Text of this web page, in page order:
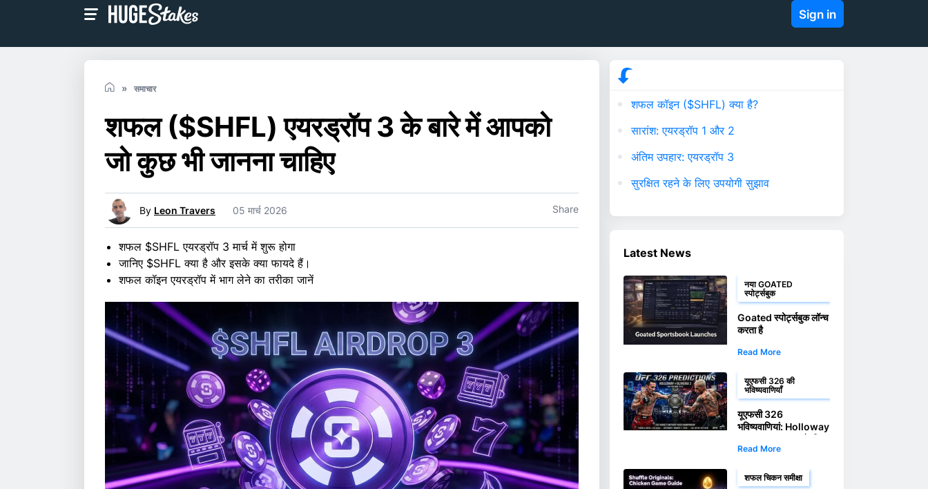
Sign in
समाचार
शफल ($SHFL) एयरड्रॉप 3 के बारे में आपको
जो कुछ भी जानना चाहिए
By Leon Travers 05 मार्च 2026 Share
शफल $SHFL एयरड्रॉप 3 मार्च में शुरू होगा
जानिए $SHFL क्या है और इसके क्या फायदे हैं।
शफल कॉइन एयरड्रॉप में भाग लेने का तरीका जानें
शफल कॉइन ($SHFL) क्या है?
सारांश: एयरड्रॉप 1 और 2
अंतिम उपहार: एयरड्रॉप 3
सुरक्षित रहने के लिए उपयोगी सुझाव
Latest News
नया GOATED
स्पोर्ट्सबुक
Goated स्पोर्ट्सबुक लॉन्च
करता है
Read More
यूएफसी 326 की
भविष्यवाणियाँ
यूएफसी 326
भविष्यवाणियां: Holloway
सट्टेबाजी गाइड और ऑड्स
Read More
शफल चिकन समीक्षा